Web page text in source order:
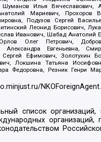
Шуманов Илья Вячеславович,
Мариевич, Прохоров
Подузов Сергей
Леонид Борисович,
Иванович, Шабад Анатолий
Олег Петрович,
Александра Евгеньевна,
Ефимович, Золотухин
Локшина Татьяна
Федоровна, Резник Генри
список
организаций,